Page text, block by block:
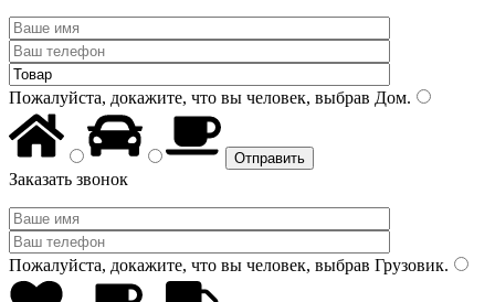
Пожалуйста, докажите, что вы человек, выбрав Дом.
Заказать звонок
Пожалуйста, докажите, что вы человек, выбрав Грузовик.